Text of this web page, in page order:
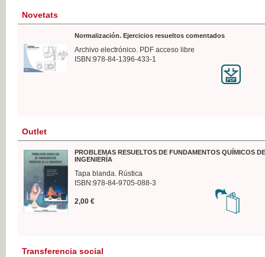
Novetats
Normalización. Ejercicios resueltos comentados
Archivo electrónico. PDF acceso libre
ISBN:978-84-1396-433-1
Outlet
PROBLEMAS RESUELTOS DE FUNDAMENTOS QUÍMICOS
INGENIERÍA
Tapa blanda. Rústica
ISBN:978-84-9705-088-3
2,00 €
Transferencia social